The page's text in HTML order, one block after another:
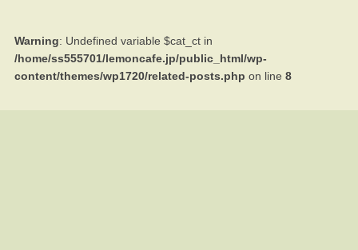
Warning: Undefined variable $cat_ct in
/home/ss555701/lemoncafe.jp/public_html/wp-
content/themes/wp1720/related-posts.php on line 8